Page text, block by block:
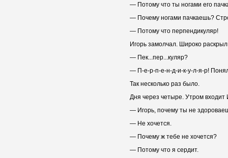
— Потому что ты ногами его
— Почему ногами пачкаешь?
— Потому что перпендикуляр!
Игорь замолчал. Широко раскрыл
— Пек...пер...куляр?
— П-е-р-п-е-н-д-и-к-у-л-я-р!
Так несколько раз было.
Дня через четыре. Утром входит
— Игорь, почему ты не
— Не хочется.
— Почему ж тебе не хочется?
— Потому что я сердит.